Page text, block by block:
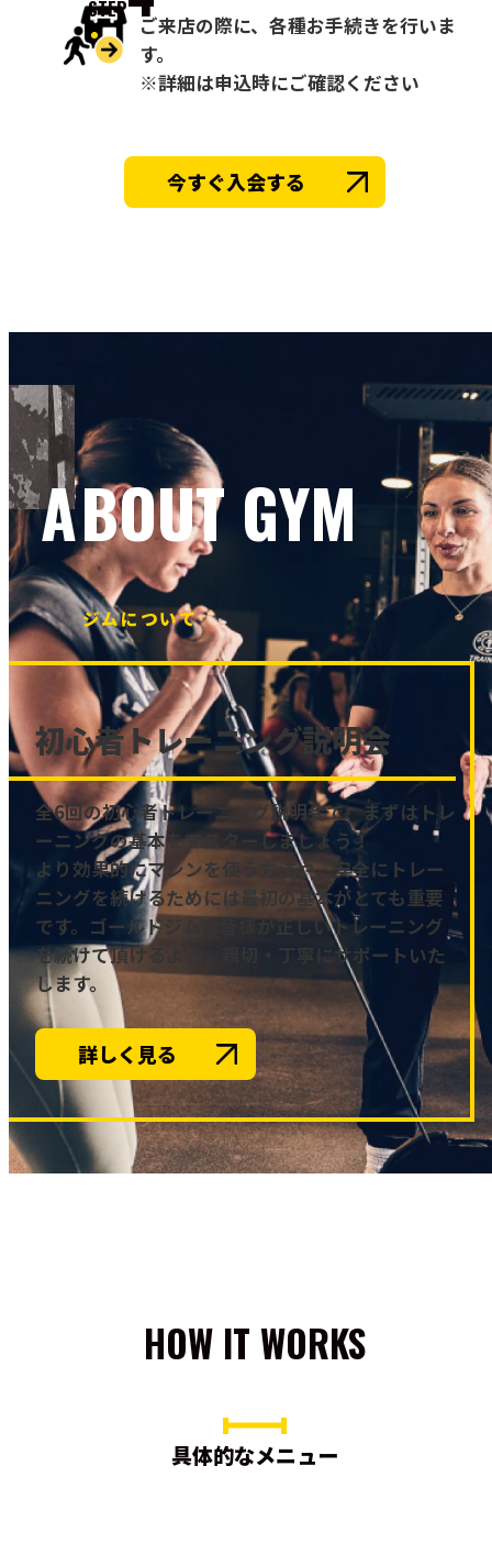
STEP
ご来店の際に、各種お手続きを行いま
す。
※詳細は申込時にご確認ください
今すぐ入会する
ABOUT GYM
ジムについて
初心者トレーニング説明会
全6回の初心者トレーニング説明会で、まずはトレ
ーニングの基本をマスターしましょう！
より効果的にマシンを使う方法や、安全にトレー
ニングを続けるためには最初の基本がとても重要
です。ゴールドジムは皆様が正しいトレーニング
を続けて頂けるよう、親切・丁寧にサポートいた
します。
詳しく見る
HOW IT WORKS
具体的なメニュー